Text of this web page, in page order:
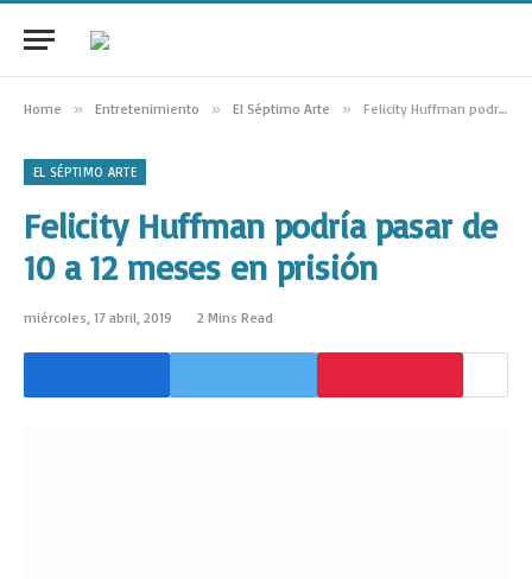
Home » Entretenimiento » El Séptimo Arte » Felicity Huffman podría pasar de 10 a 12 meses en prisión
EL SÉPTIMO ARTE
Felicity Huffman podría pasar de
10 a 12 meses en prisión
miércoles, 17 abril, 2019 2 Mins Read